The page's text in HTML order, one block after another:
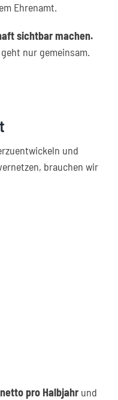
Ehrenamt.
sichtbar machen.
nur gemeinsam.
und
brauchen wir
pro Halbjahrund